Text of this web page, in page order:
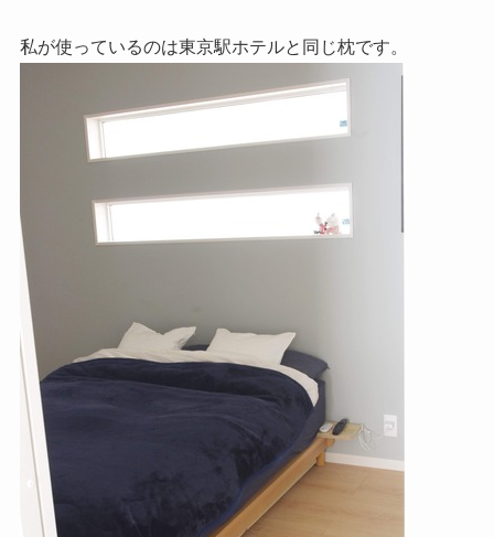
私が使っているのは東京駅ホテルと同じ枕です。